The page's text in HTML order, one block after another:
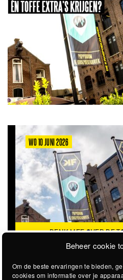
Beheer cookie
Om de beste ervaringen te bieden,
cookies om informatie over je
WO 10 JUNI 2026
DENK MEE OVER DE